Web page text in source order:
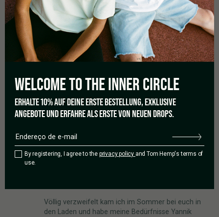
5 estrelas
75%
4 estrelas
25%
3 estrelas
0%
2 estrelas
0%
1 estrela
0%
Adicionar uma avaliação
1-4 de 4 avaliações
Völlig verzweifelt kam ich im Sommer bei euch in
den Laden und habe meine Bedürfnisse Yannik
WELCOME TO THEINNER CIRCLE
ERHALTE 10% AUF DEINE ERSTE BESTELLUNG, EXKLUSIVE
ANGEBOTE UND ERFAHRE ALS ERSTE VON NEUEN DROPS.
By registering, I agree to the privacy policy and Tom Hemp's terms of
use.